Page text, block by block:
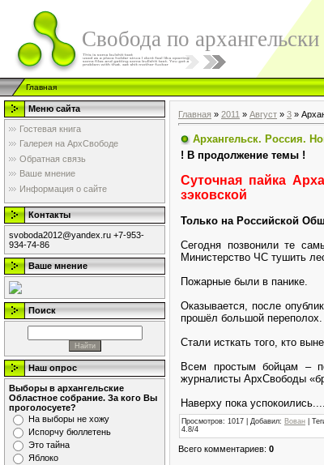
Свобода по архангельски
Главная
Меню сайта
Гостевая книга
Галерея на АрхСвободе
Обратная связь
Ваше мнение
Информация о сайте
Контакты
svoboda2012@yandex.ru +7-953-
934-74-86
Ваше мнение
Поиск
Наш опрос
Выборы в архангельские
Областное собрание. За кого Вы
проголосуете?
На выборы не хожу
Испорчу бюллетень
Это тайна
Яблоко
Главная » 2011 » Август » 3 »
Архангельск. Россия.
! В продолжение темы !
Суточная пайка
зэковской
Только на Российской
Сегодня позвонили те
Министерство ЧС тушить
Пожарные были в панике.
Оказывается, после
прошёл большой переполох.
Стали исткать того, кто
Всем простым бойцам –
журналисты АрхСвободы
Наверху пока
Просмотров: 1017 | Добавил: Вован
4.8/4
Всего комментариев: 0